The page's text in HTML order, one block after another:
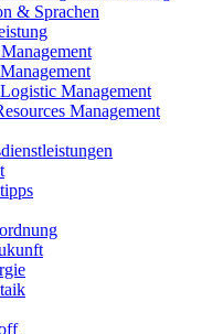
& Sprachen
Management
Management